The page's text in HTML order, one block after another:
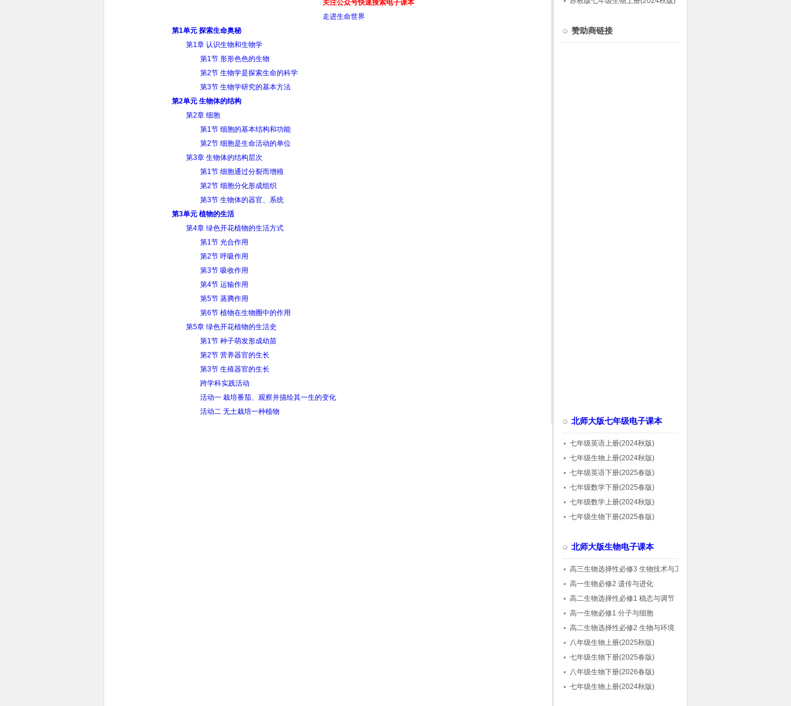
关注公众号快速搜索电子课本
走进生命世界
第1单元 探索生命奥秘
第1章 认识生物和生物学
第1节 形形色色的生物
第2节 生物学是探索生命的科学
第3节 生物学研究的基本方法
第2单元 生物体的结构
第2章 细胞
第1节 细胞的基本结构和功能
第2节 细胞是生命活动的单位
第3章 生物体的结构层次
第1节 细胞通过分裂而增殖
第2节 细胞分化形成组织
第3节 生物体的器官、系统
第3单元 植物的生活
第4章 绿色开花植物的生活方式
第1节 光合作用
第2节 呼吸作用
第3节 吸收作用
第4节 运输作用
第5节 蒸腾作用
第6节 植物在生物圈中的作用
第5章 绿色开花植物的生活史
第1节 种子萌发形成幼苗
第2节 营养器官的生长
第3节 生殖器官的生长
跨学科实践活动
活动一 栽培番茄、观察并描绘其一生的变化
活动二 无土栽培一种植物
赞助商链接
北师大版七年级电子课本
七年级英语上册(2024秋版)
七年级生物上册(2024秋版)
七年级英语下册(2025春版)
七年级数学下册(2025春版)
七年级数学上册(2024秋版)
七年级生物下册(2025春版)
北师大版生物电子课本
高三生物选择性必修3 生物技术与工程
高一生物必修2 遗传与进化
高二生物选择性必修1 稳态与调节
高一生物必修1 分子与细胞
高二生物选择性必修2 生物与环境
八年级生物上册(2025秋版)
七年级生物下册(2025春版)
八年级生物下册(2026春版)
七年级生物上册(2024秋版)